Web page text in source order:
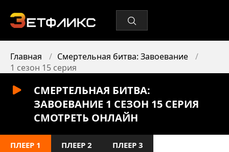
Главная
Смертельная битва: Завоевание
1 сезон 15 серия
СМЕРТЕЛЬНАЯ БИТВА:
ЗАВОЕВАНИЕ 1 СЕЗОН 15 СЕРИЯ
СМОТРЕТЬ ОНЛАЙН
ПЛЕЕР 1 ПЛЕЕР 2 ПЛЕЕР 3